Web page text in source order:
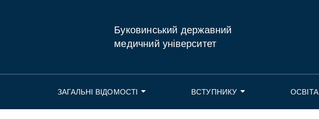
Буковинський державний
медичний університет
ЗАГАЛЬНІ ВІДОМОСТІ ВСТУПНИКУ ОСВІТА